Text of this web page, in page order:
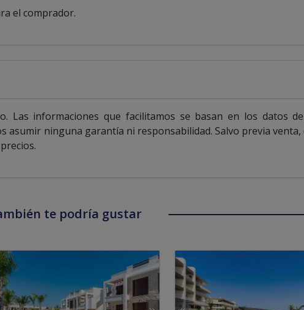
el comprador.
Las informaciones que facilitamos se basan en los datos
asumir ninguna garantía ni responsabilidad. Salvo previa venta,
te podría gustar